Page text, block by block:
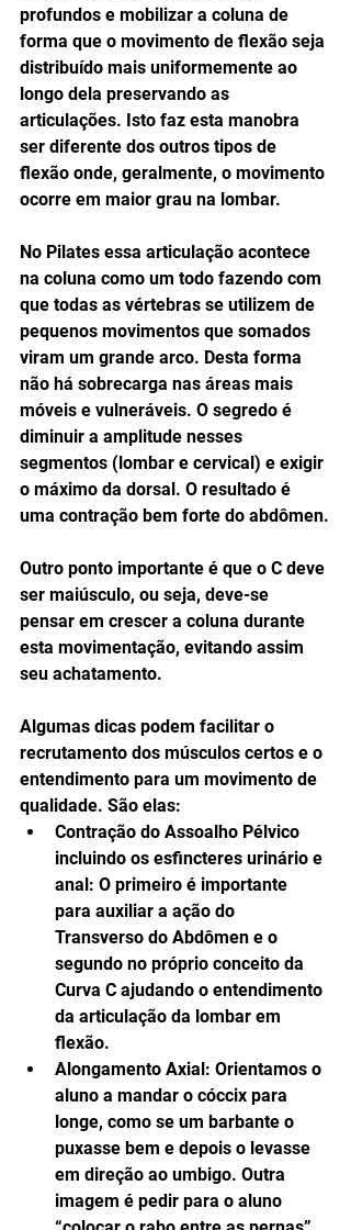
profundos e mobilizar a coluna de
forma que o movimento de flexão seja
distribuído mais uniformemente ao
longo dela preservando as
articulações. Isto faz esta manobra
ser diferente dos outros tipos de
flexão onde, geralmente, o movimento
ocorre em maior grau na lombar.
No Pilates essa articulação acontece
na coluna como um todo fazendo com
que todas as vértebras se utilizem de
pequenos movimentos que somados
viram um grande arco. Desta forma
não há sobrecarga nas áreas mais
móveis e vulneráveis. O segredo é
diminuir a amplitude nesses
segmentos (lombar e cervical) e exigir
o máximo da dorsal. O resultado é
uma contração bem forte do abdômen.
Outro ponto importante é que o C deve
ser maiúsculo, ou seja, deve-se
pensar em crescer a coluna durante
esta movimentação, evitando assim
seu achatamento.
Algumas dicas podem facilitar o
recrutamento dos músculos certos e o
entendimento para um movimento de
qualidade. São elas:
Contração do Assoalho Pélvico
incluindo os esfincteres urinário e
anal: O primeiro é importante
para auxiliar a ação do
Transverso do Abdômen e o
segundo no próprio conceito da
Curva C ajudando o entendimento
da articulação da lombar em
flexão.
Alongamento Axial: Orientamos o
aluno a mandar o cóccix para
longe, como se um barbante o
puxasse bem e depois o levasse
em direção ao umbigo. Outra
imagem é pedir para o aluno